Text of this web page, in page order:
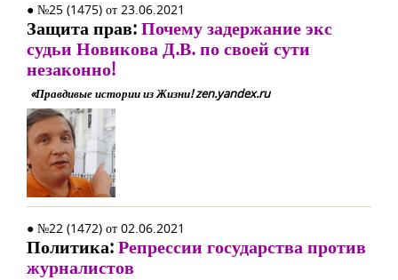
● №25 (1475) от 23.06.2021
Защита прав:Почему задержание экс
судьи Новикова Д.В. по своей сути
незаконно!
«Правдивые истории из Жизни! zen.yandex.ru
● №22 (1472) от 02.06.2021
Политика:Репрессии государства против
журналистов